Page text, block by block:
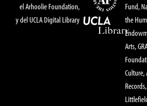
el Arhoolie Foundation,
y del UCLA Digital Library
Fund,
the
Arts,